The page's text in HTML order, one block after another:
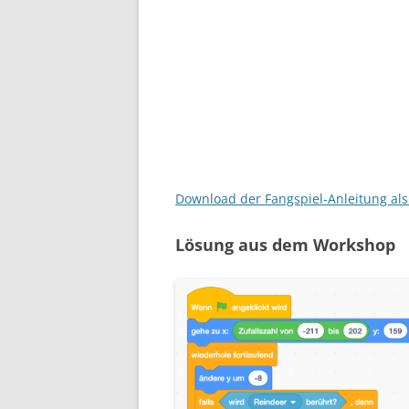
Download der Fangspiel-Anleitung als
Lösung aus dem Workshop